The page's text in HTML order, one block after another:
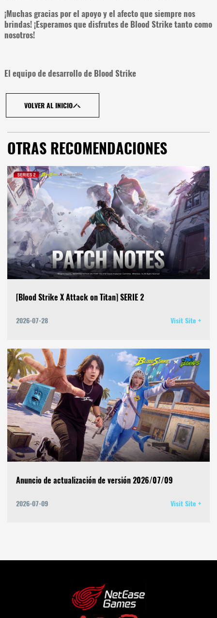
¡Muchas gracias por el apoyo y el afecto que siempre nos
brindas! ¡Esperamos que disfrutes de Blood Strike tanto como
nosotros!
El equipo de desarrollo de Blood Strike
VOLVER AL INICIO
OTRAS RECOMENDACIONES
[Blood Strike X Attack on Titan] SERIE 2
2026-07-28 Visit Site +
Anuncio de actualización de versión 2026/07/09
2026-07-09 Visit Site +